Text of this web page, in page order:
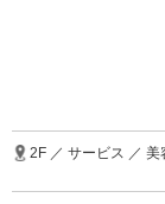
2F ／ サービス ／ 美